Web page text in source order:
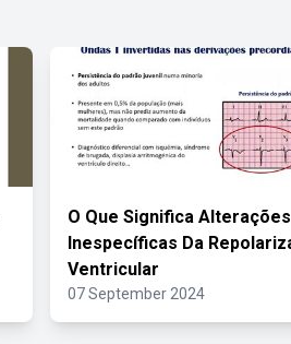
O Que Significa Alterações
Inespecíficas Da
Ventricular
07 September 2024